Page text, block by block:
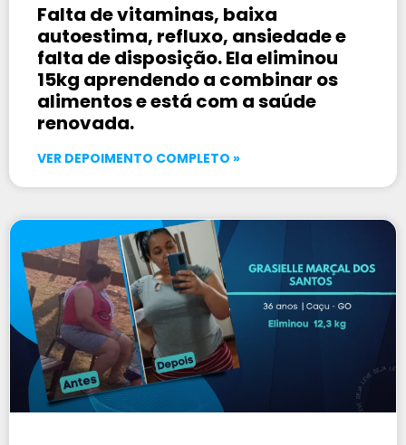
Falta de vitaminas, baixa
autoestima, refluxo, ansiedade e
falta de disposição. Ela eliminou
15kg aprendendo a combinar os
alimentos e está com a saúde
renovada.
VER DEPOIMENTO COMPLETO »